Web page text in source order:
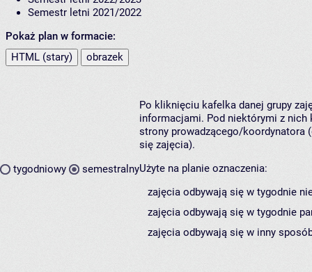
Semestr letni 2021/2022
Pokaż plan w formacie:
HTML (stary)
obrazek
tygodniowy semestralny
Po kliknięciu kafelka danej grupy
informacjami. Pod niektórymi z nich
strony prowadzącego/koordynatora
się zajęcia).
Użyte na planie oznaczenia:
zajęcia odbywają się w tygodnie
zajęcia odbywają się w tygodnie
zajęcia odbywają się w inny